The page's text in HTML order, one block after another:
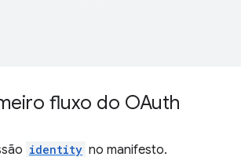
fluxo do OAuth
identity no manifesto.